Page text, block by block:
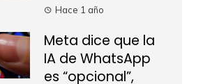
Hace 1 año
Meta dice que la
IA de WhatsApp
es “opcional”,